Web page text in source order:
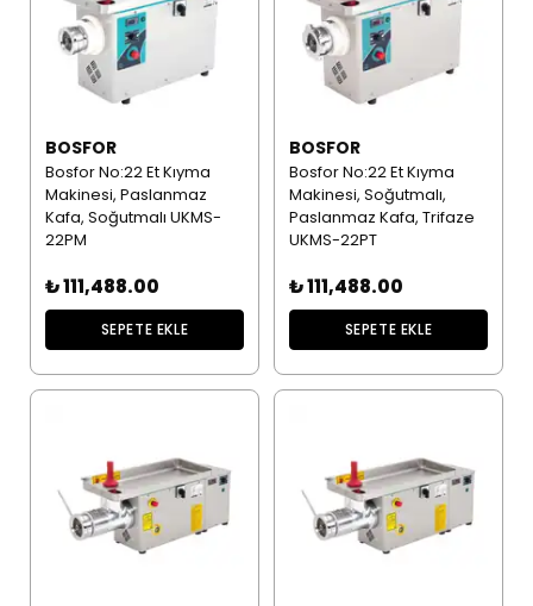
BOSFOR
Bosfor No:22 Et Kıyma
Makinesi, Paslanmaz
Kafa, Soğutmalı UKMS-
22PM
₺ 111,488.00
SEPETE EKLE
BOSFOR
Bosfor No:22 Et Kıyma
Makinesi, Soğutmalı,
Paslanmaz Kafa, Trifaze
UKMS-22PT
₺ 111,488.00
SEPETE EKLE